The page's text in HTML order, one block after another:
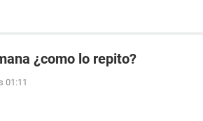
¿como lo repito?
01:11